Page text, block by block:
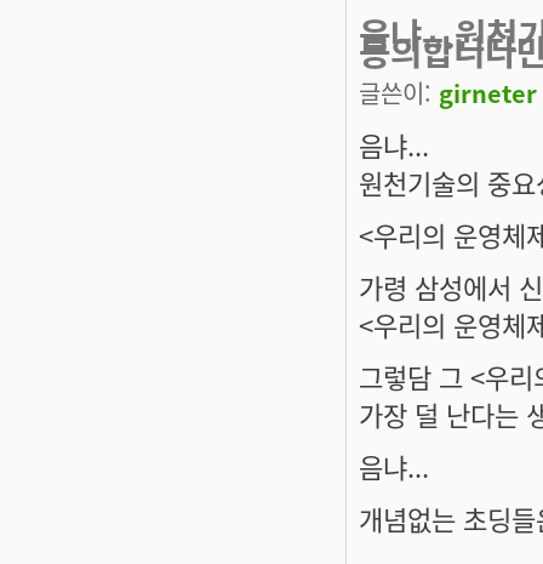
음냐...원천
동의합니다
글쓴이: girneter
음냐...
원천기술의 중
<우리의 운영체
가령 삼성에서
<우리의 운영체
그렇담 그 <우
가장 덜 난다는
음냐...
개념없는 초딩